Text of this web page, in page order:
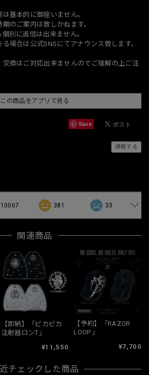
基本的に御座いません。
のご案内は致しかねます。
別に返信は出来ません。
場合は公式SNSにてアナウンス致します。
交換はご対応出来ませんのでご理解の上ご注
この商品をアプリで見る
Save
通報する
10067 381 33
関連商品
【即納】「ピカピカ
注射器ロンT」
¥11,550
【予約】「RAZOR
LOOP」
¥7,700
チェックした商品